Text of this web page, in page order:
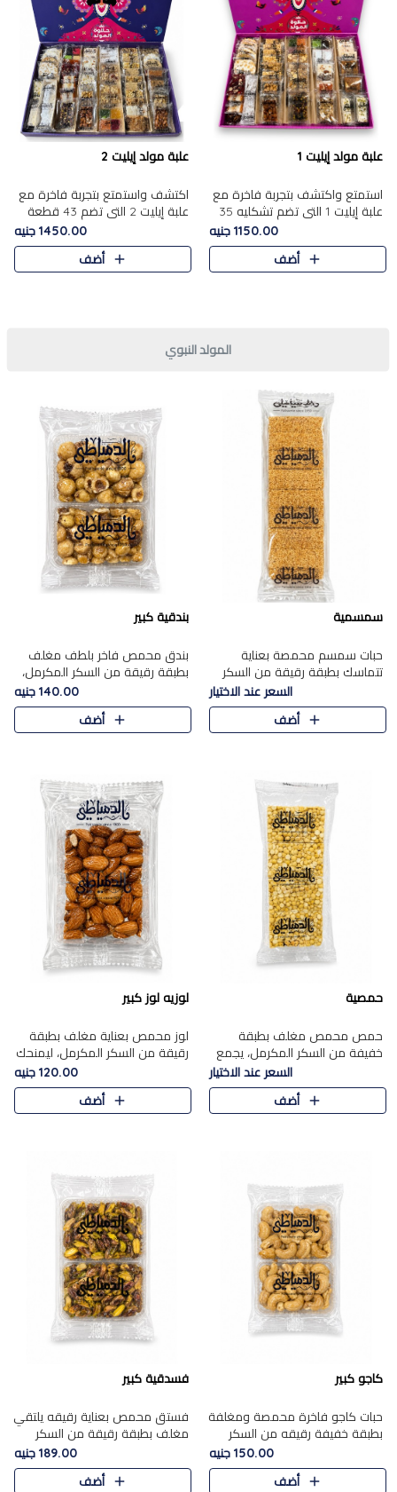
علبة مولد إيليت 1
استمتع واكتشف بتجربة فاخرة مع
علبة إيليت 1 التي تضم تشكليه 35
قطعة من أرقى حلويات المولد
المصري الأصيلة ,معروضة بشكل
جميل في علبة أنيقة ، في..
1150.00 جنيه
أضف
علبة مولد إيليت 2
اكتشف واستمتع بتجربة فاخرة مع
علبة إيليت 2 التي تضم 43 قطعة
تشكيلة من أرقى حلويات المولد
الشرقية المصرية الأصيلة ,معروضة
بشكل جميل في علبة أ..
1450.00 جنيه
أضف
المولد النبوي
سمسمية
حبات سمسم محمصة بعناية
تتماسك بطبقة رقيقة من السكر
المكرمل، لتقدم طعم السمسم
المميز وقرمشتة التي ارتبطت ببهجة
المولد عبر الأجيال.
السعر عند الاختيار
أضف
بندقية كبير
بندق محمص فاخر بلطف مغلف
بطبقة رقيقة من السكر المكرمل،
يجمع بين النكهة الغنية ناتي
والقرمشة الراقية المرضية في
حلوى شرقية أنيقه بطابع مميز.
140.00 جنيه
أضف
حمصية
حمص محمص مغلف بطبقة
خفيفة من السكر المكرمل، يجمع
بين القرمشة المميزة والطعم
الشرقي الأصيل في واحدة من أشهر
حلويات الموسم.
السعر عند الاختيار
أضف
لوزيه لوز كبير
لوز محمص بعناية مغلف بطبقة
رقيقة من السكر المكرمل، ليمنحك
قرمشة راقية ونكهة غنية تبرز
فخامة اللوز في كل قطعة.
120.00 جنيه
أضف
كاجو كبير
حبات كاجو فاخرة محمصة ومغلفة
بطبقة خفيفة رقيقه من السكر
المكرمل، تجمع بين توازن النعومة
زبدية غنية فاخرة والقرمشة
المرضية في حلوى شرقية بطاب..
150.00 جنيه
أضف
فسدقية كبير
فستق محمص بعناية رقيقه يلتقي
مغلف بطبقة رقيقة من السكر
المكرمل، ليقدم مذاقًا فاخرًا حلوي
شرقية فاخرة ونكهة غنية ناتي تميز
كل قطعة و قوام هش
189.00 جنيه
أضف